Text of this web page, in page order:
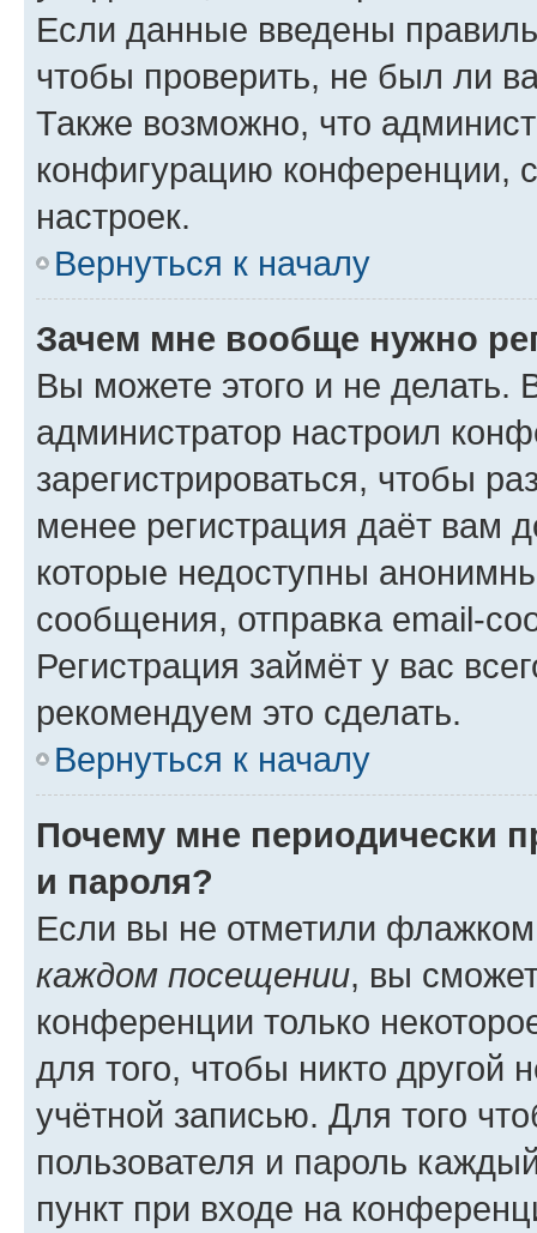
Если данные введены
чтобы проверить, не был ли
Также возможно, что
конфигурацию конференции,
настроек.
Вернуться к началу
Зачем мне вообще нужно
Вы можете этого и не делать.
администратор настроил
зарегистрироваться, чтобы
менее регистрация даёт вам
которые недоступны
сообщения, отправка email-
Регистрация займёт у вас
рекомендуем это сделать.
Вернуться к началу
Почему мне периодически
и пароля?
Если вы не отметили
каждом посещении, вы
конференции только
для того, чтобы никто другой
учётной записью. Для того
пользователя и пароль
пункт при входе на